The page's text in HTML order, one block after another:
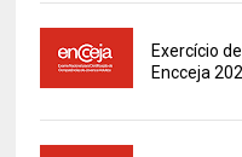
Exercício
Encceja